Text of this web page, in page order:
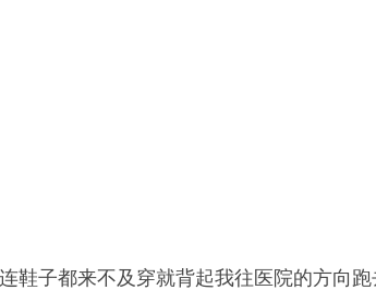
子都来不及穿就背起我往医院的方向跑